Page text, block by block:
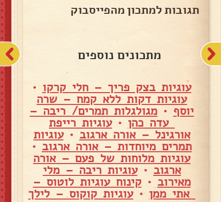
תגובות למתכון מהפייסבוק
מתכונים נוספים
עוגיות בצק פריך – חלי קרקו •
עוגיות דקות ללא קמח – שרה
יוסף • מגולגלות תמרים/ ריבה –
עדה כהן •עוגיות רייפת
אורגינל – אורה ארגוב •עוגיות
תמרים מיוחדות – אורה ארגוב •
עוגיות מלוחות של פעם – אורה
ארגוב •עוגיות ריבה – מלי
מאירוב •קינוח עוגיות לוטוס –
אתי ממן •עוגיות קוקוס – לילך